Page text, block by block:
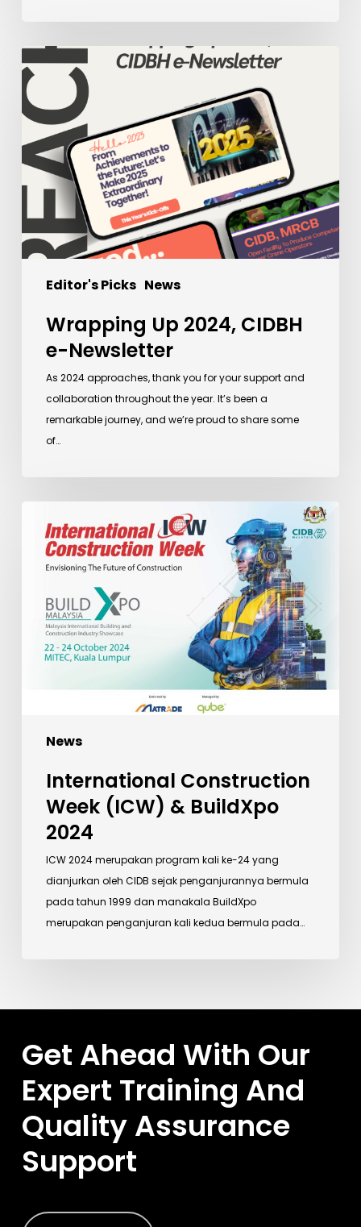
Editor's Picks News
Wrapping
Up
2024,
CIDBH
e-
Newsletter
Wrapping Up 2024, CIDBH
e-Newsletter
As 2024 approaches, thank you for your support and
collaboration throughout the year. It’s been a
remarkable journey, and we’re proud to share some
of…
News
Construction
Week
(ICW)
BuildXpo
2024
International Construction
Week (ICW) & BuildXpo
2024
ICW 2024 merupakan program kali ke-24 yang
dianjurkan oleh CIDB sejak penganjurannya bermula
pada tahun 1999 dan manakala BuildXpo
merupakan penganjuran kali kedua bermula pada…
Get Ahead With Our
Expert Training And
Quality Assurance
Support